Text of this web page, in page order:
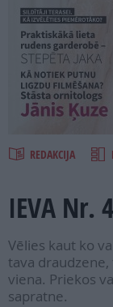
SEARCH
REDAKCIJA
IEVA Nr.
Vēlies kaut ko
tava draudzene,
viena. Priekos
sapratne.